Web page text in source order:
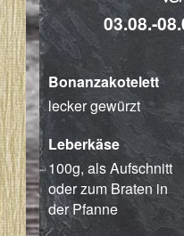
03.08.-
Bonanzakotelett
lecker gewürzt
Leberkäse
100g, als Aufschnitt
oder zum Braten in
der Pfanne